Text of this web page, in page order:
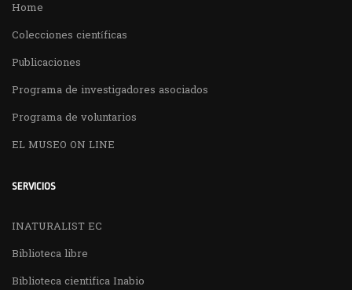
Home
Colecciones científicas
Publicaciones
Programa de investigadores asociados
Programa de voluntarios
EL MUSEO ON LINE
SERVICIOS
INATURALIST EC
Biblioteca libre
Biblioteca cientifica Inabio